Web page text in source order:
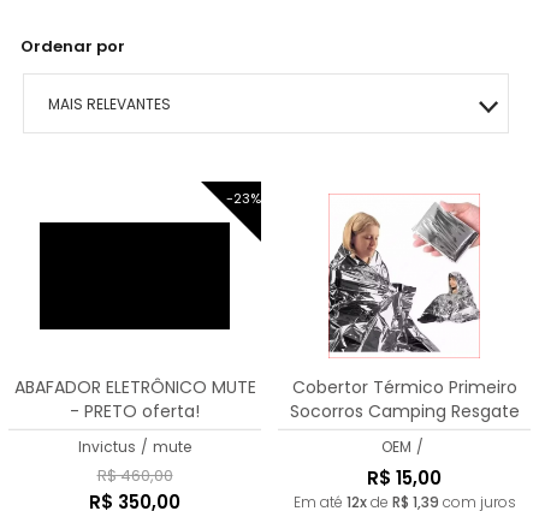
Ordenar por
MAIS RELEVANTES
MENOR PREÇO
-23%
ABAFADOR ELETRÔNICO MUTE
- PRETO oferta!
Invictus / mute
R$ 460,00
R$ 350,00
Cobertor Térmico Primeiro
Socorros Camping Resgate
OEM /
R$ 15,00
Em até 12xde R$ 1,39 com juros